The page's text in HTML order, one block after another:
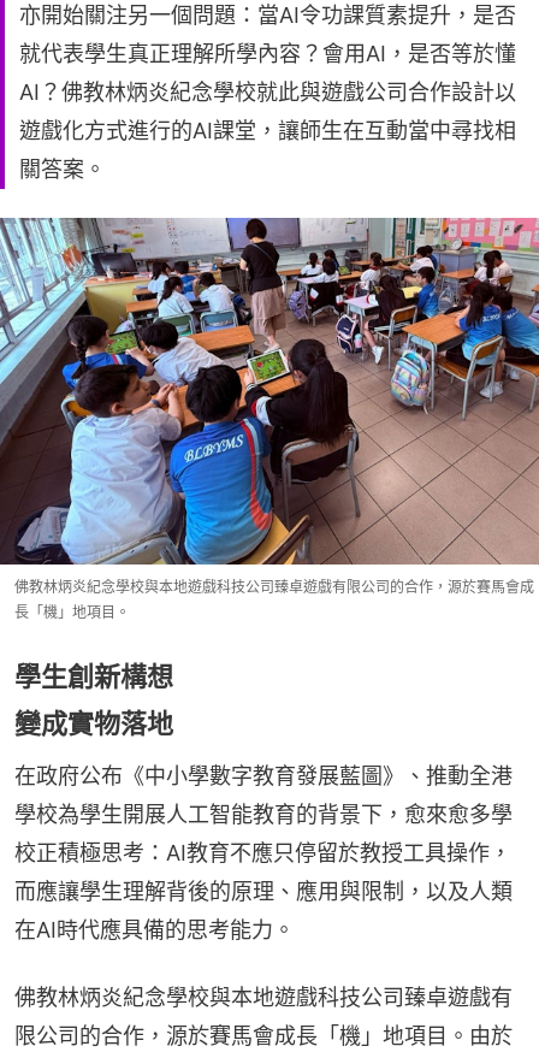
亦開始關注另一個問題：當AI令功課質素提升，是否
就代表學生真正理解所學內容？會用AI，是否等於懂
AI？佛教林炳炎紀念學校就此與遊戲公司合作設計以
遊戲化方式進行的AI課堂，讓師生在互動當中尋找相
關答案。
佛教林炳炎紀念學校與本地遊戲科技公司臻卓遊戲有限公司的合作，源於賽馬會成
長「機」地項目。
學生創新構想
變成實物落地
在政府公布《中小學數字教育發展藍圖》、推動全港
學校為學生開展人工智能教育的背景下，愈來愈多學
校正積極思考：AI教育不應只停留於教授工具操作，
而應讓學生理解背後的原理、應用與限制，以及人類
在AI時代應具備的思考能力。
佛教林炳炎紀念學校與本地遊戲科技公司臻卓遊戲有
限公司的合作，源於賽馬會成長「機」地項目。由於